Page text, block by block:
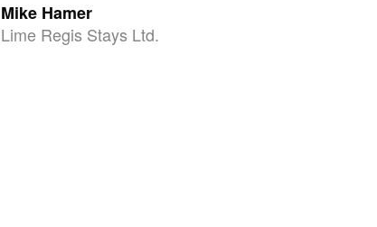
Mike Hamer
Lime Regis Stays Ltd.